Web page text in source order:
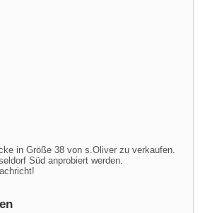
in Größe 38 von s.Oliver zu verkaufen.
Süd anprobiert werden.